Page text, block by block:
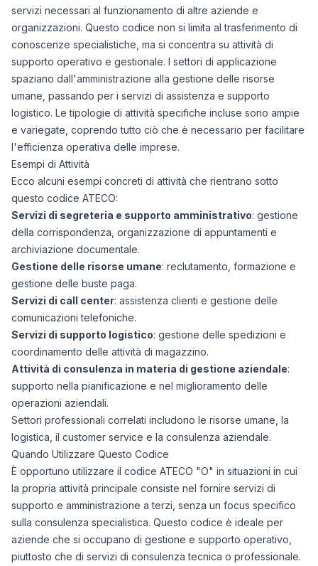
servizi necessari al funzionamento di altre aziende e
organizzazioni. Questo codice non si limita al trasferimento di
conoscenze specialistiche, ma si concentra su attività di
supporto operativo e gestionale. I settori di applicazione
spaziano dall'amministrazione alla gestione delle risorse
umane, passando per i servizi di assistenza e supporto
logistico. Le tipologie di attività specifiche incluse sono ampie
e variegate, coprendo tutto ciò che è necessario per facilitare
l'efficienza operativa delle imprese.
Esempi di Attività
Ecco alcuni esempi concreti di attività che rientrano sotto
questo codice ATECO:
Servizi di segreteria e supporto amministrativo: gestione
della corrispondenza, organizzazione di appuntamenti e
archiviazione documentale.
Gestione delle risorse umane: reclutamento, formazione e
gestione delle buste paga.
Servizi di call center: assistenza clienti e gestione delle
comunicazioni telefoniche.
Servizi di supporto logistico: gestione delle spedizioni e
coordinamento delle attività di magazzino.
Attività di consulenza in materia di gestione aziendale:
supporto nella pianificazione e nel miglioramento delle
operazioni aziendali.
Settori professionali correlati includono le risorse umane, la
logistica, il customer service e la consulenza aziendale.
Quando Utilizzare Questo Codice
È opportuno utilizzare il codice ATECO "O" in situazioni in cui
la propria attività principale consiste nel fornire servizi di
supporto e amministrazione a terzi, senza un focus specifico
sulla consulenza specialistica. Questo codice è ideale per
aziende che si occupano di gestione e supporto operativo,
piuttosto che di servizi di consulenza tecnica o professionale.